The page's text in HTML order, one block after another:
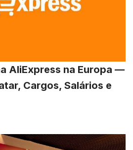
AliExpress na Europa —
Cargos, Salários e